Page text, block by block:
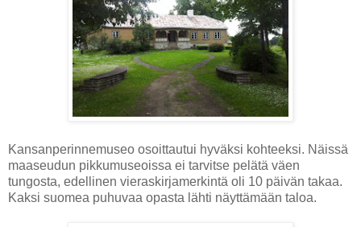
Kansanperinnemuseo osoittautui hyväksi kohteeksi. Näissä
maaseudun pikkumuseoissa ei tarvitse pelätä väen
tungosta, edellinen vieraskirjamerkintä oli 10 päivän takaa.
Kaksi suomea puhuvaa opasta lähti näyttämään taloa.